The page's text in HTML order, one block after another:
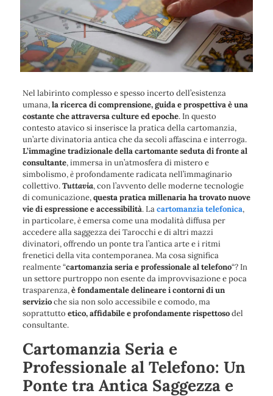
Nel labirinto complesso e spesso incerto dell’esistenza
umana,la ricerca di comprensione, guida e prospettiva è una
costante che attraversa culture ed epoche. In questo
contesto atavico si inseriscela pratica della cartomanzia,
un’arte divinatoria antica che da secoli affascina e interroga.
L’immagine tradizionale della cartomante seduta di fronte al
consultante, immersa in un’atmosfera di mistero e
simbolismo,èprofondamente radicata nell’immaginario
collettivo.Tuttavia, con l’avvento delle moderne tecnologie
di comunicazione,questa pratica millenaria ha trovatonuove
vie di espressione e accessibilità. Lacartomanzia telefonica,
in particolare,èemersa come una modalità diffusa per
accedere alla saggezza dei Tarocchi e di altri mazzi
divinatori, offrendo un ponte tra l’antica arte e i ritmi
frenetici della vita contemporanea. Ma cosa significa
realmente “cartomanzia seria e professionale al telefono“?In
un settore purtroppo non esente da improvvisazione e poca
trasparenza,è fondamentale delineare i contorni di un
servizioche sia non solo accessibile e comodo, ma
soprattutto etico, affidabile e profondamente rispettosodel
consultante.
Cartomanzia Seria e
Professionale al Telefono: Un
Ponte tra Antica Saggezza e